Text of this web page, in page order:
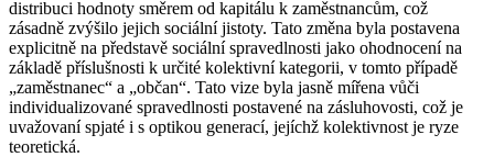
distribuci hodnoty směrem od kapitálu k zaměstnancům, což
zásadně zvýšilo jejich sociální jistoty. Tato změna byla postavena
explicitně na představě sociální spravedlnosti jako ohodnocení na
základě příslušnosti k určité kolektivní kategorii, v tomto případě
„zaměstnanec“ a „občan“. Tato vize byla jasně mířena vůči
individualizované spravedlnosti postavené na zásluhovosti, což je
uvažovaní spjaté i s optikou generací, jejíchž kolektivnost je ryze
teoretická.